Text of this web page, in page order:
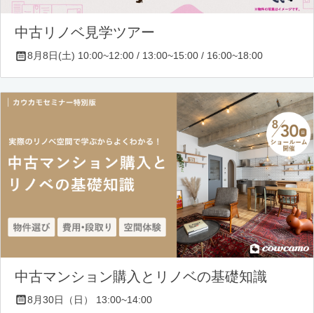
中古リノベ見学ツアー
8月8日(土) 10:00~12:00 / 13:00~15:00 / 16:00~18:00
中古マンション購入とリノベの基礎知識
8月30日（日） 13:00~14:00